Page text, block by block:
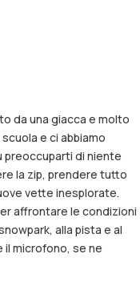
da una giacca e molto
e ci abbiamo
preoccuparti di niente
la zip, prendere tutto
vette inesplorate.
affrontare le condizioni
alla pista e al
il microfono, se ne